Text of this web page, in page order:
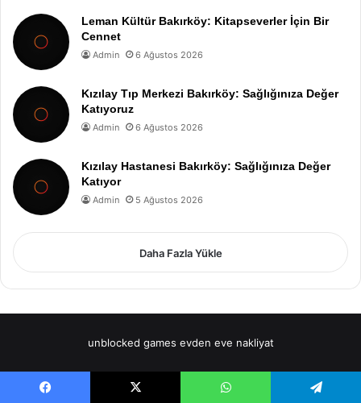
Leman Kültür Bakırköy: Kitapseverler İçin Bir
Cennet
Admin 6 Ağustos 2026
Kızılay Tıp Merkezi Bakırköy: Sağlığınıza Değer
Katıyoruz
Admin 6 Ağustos 2026
Kızılay Hastanesi Bakırköy: Sağlığınıza Değer
Katıyor
Admin 5 Ağustos 2026
Daha Fazla Yükle
unblocked games evden eve nakliyat